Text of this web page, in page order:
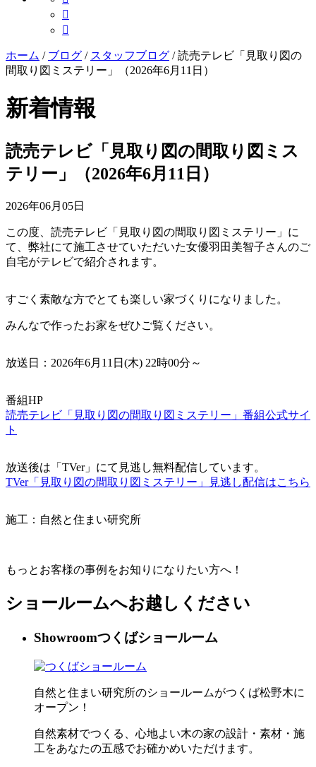


ホーム / ブログ / スタッフブログ /読売テレビ「見取り図の
間取り図ミステリー」（2026年6月11日）
新着情報
読売テレビ「見取り図の間取り図ミス
テリー」（2026年6月11日）
2026年06月05日
この度、読売テレビ「見取り図の間取り図ミステリー」に
て、弊社にて施工させていただいた女優羽田美智子さんのご
自宅がテレビで紹介されます。
すごく素敵な方でとても楽しい家づくりになりました。
みんなで作ったお家をぜひご覧ください。
放送日：2026年6月11日(木) 22時00分～
番組HP
読売テレビ「見取り図の間取り図ミステリー」番組公式サイ
ト
放送後は「TVer」にて見逃し無料配信しています。
TVer「見取り図の間取り図ミステリー」見逃し配信はこちら
施工：自然と住まい研究所
もっとお客様の事例をお知りになりたい方へ！
ショールームへお越しください
Showroomつくばショールーム
自然と住まい研究所のショールームがつくば松野木に
オープン！
自然素材でつくる、心地よい木の家の設計・素材・施
工をあなたの五感でお確かめいただけます。